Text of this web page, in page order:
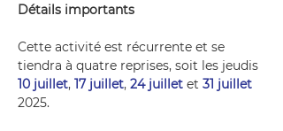
Détails importants
Cette activité est récurrente et se
tiendra à quatre reprises, soit les jeudis
10 juillet, 17 juillet, 24 juillet et 31 juillet
2025.